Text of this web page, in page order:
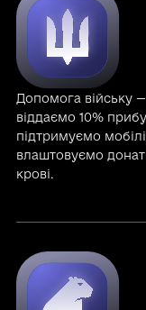
Допомога війську
віддаємо 10%
підтримуємо
влаштовуємо
крові.